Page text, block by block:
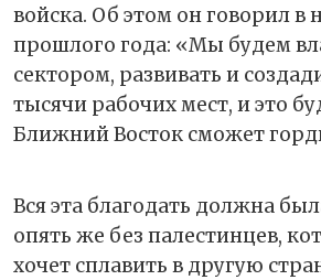
войска. Об этом он говорил в
прошлого года: «Мы будем
сектором, развивать и
тысячи рабочих мест, и это
Ближний Восток сможет
Вся эта благодать должна
опять же без палестинцев,
хочет сплавить в другую